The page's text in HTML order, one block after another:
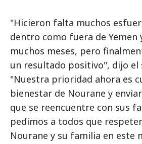
"Hicieron falta muchos
dentro como fuera de Yemen
muchos meses, pero
un resultado positivo", dijo el
"Nuestra prioridad ahora es
bienestar de Nourane y
que se reencuentre con sus
pedimos a todos que
Nourane y su familia en este